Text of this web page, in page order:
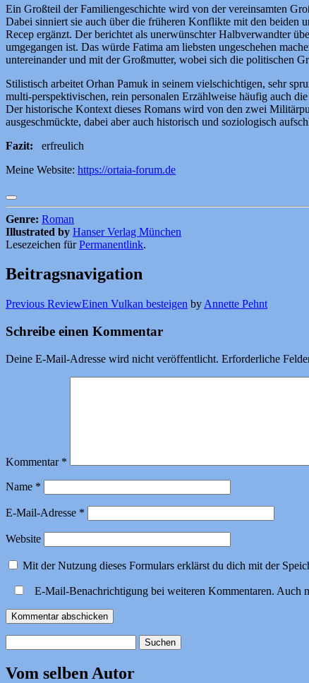
Ein Großteil der Familiengeschichte wird von der vereinsamten
Dabei sinniert sie auch über die früheren Konflikte mit den beiden
Recep ergänzt. Der berichtet als unerwünschter Halbverwandter
umgegangen ist. Das würde Fatima am liebsten ungeschehen
untereinander und mit der Großmutter, wobei sich die politischen
Stilistisch arbeitet Orhan Pamuk in seinem vielschichtigen, sehr
multi-perspektivischen, rein personalen Erzählweise häufig auch
Der historische Kontext dieses Romans wird von den zwei
ausgeschmückte, dabei aber auch historisch und soziologisch
Fazit: erfreulich
Meine Website: https://ortaia-forum.de
Genre: Roman
Illustrated by Hanser Verlag München
Lesezeichen fürPermanentlink.
Beitragsnavigation
Previous ReviewEinen Vulkan besteigen by Annette Pehnt
Schreibe einen Kommentar
Deine E-Mail-Adresse wird nicht veröffentlicht. Erforderliche
Kommentar *
Name *
E-Mail-Adresse *
Website
Mit der Nutzung dieses Formulars erklärst du dich mit der
E-Mail-Benachrichtigung bei weiteren Kommentaren. Auch
nach:
Vom selben Autor